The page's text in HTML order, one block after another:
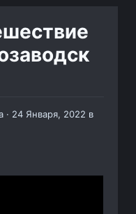
· 24 Января, 2022 в